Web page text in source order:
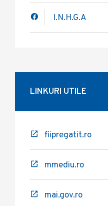
I.N.H.G.A
LINKURI UTILE
fiipregatit.ro
mmediu.ro
mai.gov.ro